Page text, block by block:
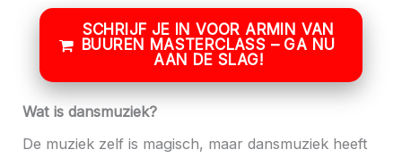
SCHRIJF JE IN VOOR ARMIN VAN
BUUREN MASTERCLASS – GA NU
AAN DE SLAG!
Wat is dansmuziek?
De muziek zelf is magisch, maar dansmuziek heeft